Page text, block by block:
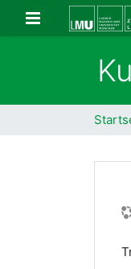
Zum Hauptinhalt
Website-